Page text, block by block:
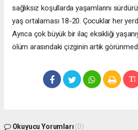
sağlıksız koşullarda yaşamlarını
yaş ortalaması 18-20. Çocuklar her
Ayrıca çok büyük bir ilaç eksikliği
ölüm arasındaki çizginin artık
Okuyucu Yorumları (0)